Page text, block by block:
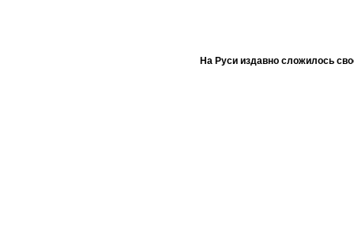
На Руси издавно сложилось